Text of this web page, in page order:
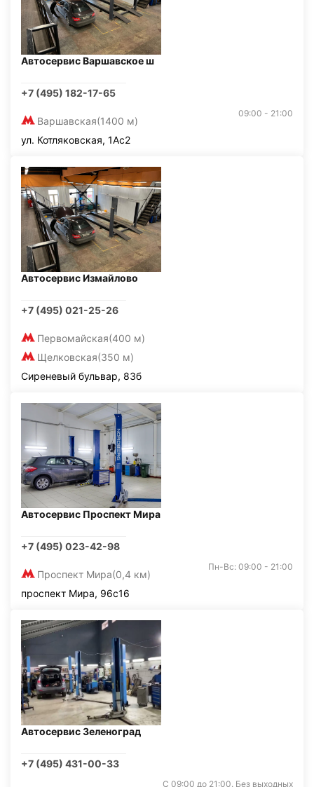
Автосервис Варшавское ш
+7 (495) 182-17-65
Варшавская(1400 м)
09:00 - 21:00
ул. Котляковская, 1Ас2
Автосервис Измайлово
+7 (495) 021-25-26
Первомайская(400 м)
Щелковская(350 м)
Сиреневый бульвар, 83б
Автосервис Проспект Мира
+7 (495) 023-42-98
Проспект Мира(0,4 км)
Пн-Вс: 09:00 - 21:00
проспект Мира, 96с16
Автосервис Зеленоград
+7 (495) 431-00-33
С 09:00 до 21:00. Без выходных